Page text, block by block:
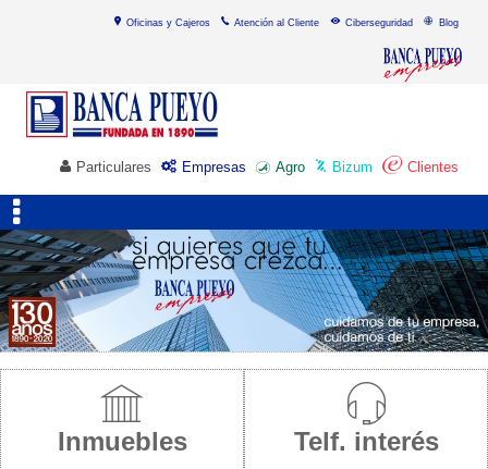
Oficinas y Cajeros Atención al Cliente Ciberseguridad Blog
Particulares Empresas Agro Bizum Clientes
Inmuebles Telf. interés